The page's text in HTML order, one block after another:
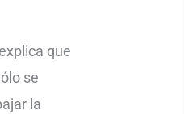
que
se
la